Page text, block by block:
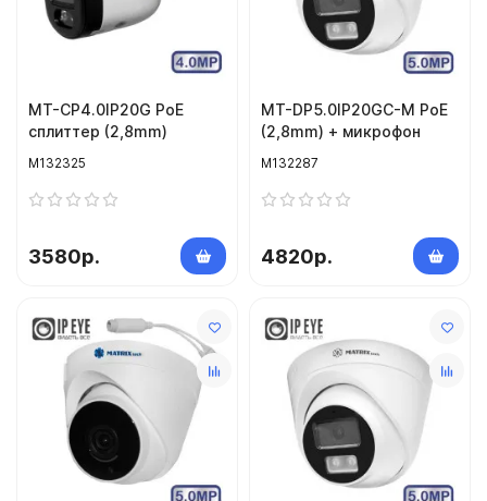
MT-CP4.0IP20G PoE
сплиттер (2,8mm)
M132325
3580р.
MT-DP5.0IP20GC-M PoE
(2,8mm) + микрофон
M132287
4820р.